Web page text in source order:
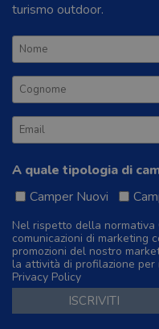
turismo outdoor.
A quale tipologia di
Camper Nuovi
Nel rispetto della normativa
comunicazioni di marketing
promozioni del nostro
la attività di profilazione per
Privacy Policy